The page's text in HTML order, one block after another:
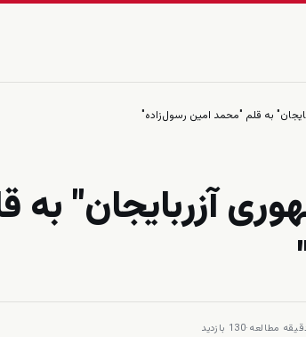
به قلم "محمد امین رسول‌زاده"
آزربایجان"
·130 بازدید